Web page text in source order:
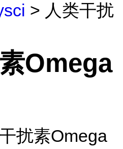
> 人类干扰
Omega
扰素Omega